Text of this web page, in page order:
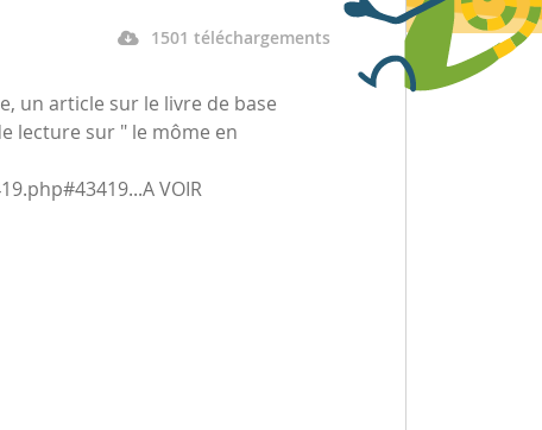
1501 téléchargements
un article sur le livre de base
lecture sur " le môme en
VOIR